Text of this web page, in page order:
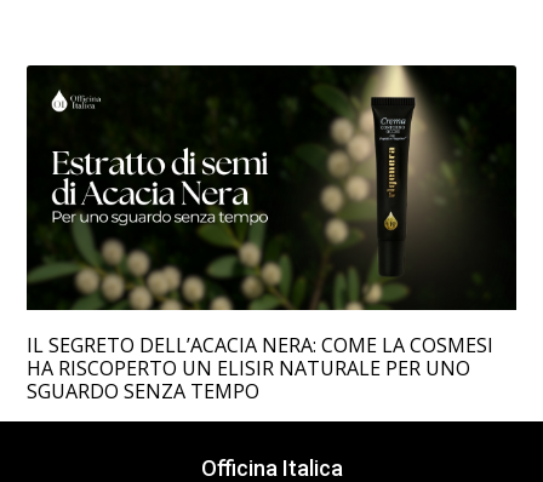
IL SEGRETO DELL’ACACIA NERA: COME LA COSMESI
HA RISCOPERTO UN ELISIR NATURALE PER UNO
SGUARDO SENZA TEMPO
Officina Italica